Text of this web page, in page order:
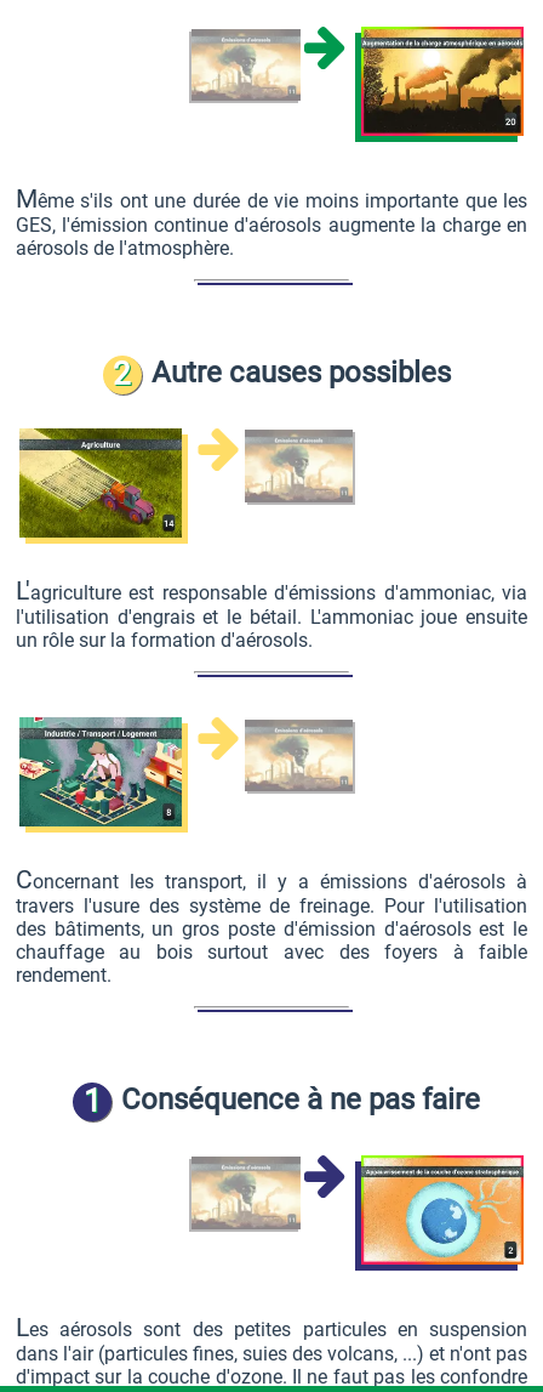
Même s'ils ont une durée de vie moins importante que les
GES, l'émission continue d'aérosols augmente la charge en
aérosols de l'atmosphère.
2 Autre causes possibles
L'agriculture est responsable d'émissions d'ammoniac, via
l'utilisation d'engrais et le bétail. L'ammoniac joue ensuite
un rôle sur la formation d'aérosols.
Concernant les transport, il y a émissions d'aérosols à
travers l'usure des système de freinage. Pour l'utilisation
des bâtiments, un gros poste d'émission d'aérosols est le
chauffage au bois surtout avec des foyers à faible
rendement.
1 Conséquence à ne pas faire
Les aérosols sont des petites particules en suspension
dans l'air (particules fines, suies des volcans, ...) et n'ont pas
d'impact sur la couche d'ozone. Il ne faut pas les confondre